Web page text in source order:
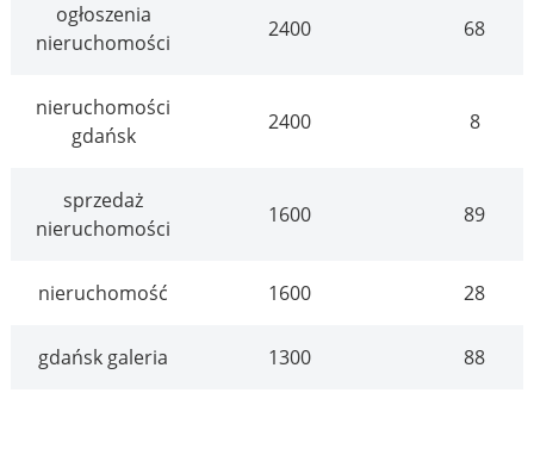
ogłoszenia
nieruchomości
2400 68
nieruchomości
gdańsk
2400 8
sprzedaż
nieruchomości
1600 89
nieruchomość 1600 28
gdańsk galeria 1300 88